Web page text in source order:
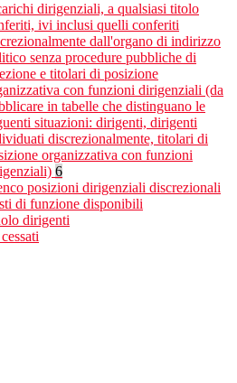
dirigenziali, a qualsiasi titolo
ivi inclusi quelli conferiti
dall'organo di indirizzo
senza procedure pubbliche di
e titolari di posizione
con funzioni dirigenziali (da
in tabelle che distinguano le
situazioni: dirigenti, dirigenti
discrezionalmente, titolari di
organizzativa con funzioni
6
posizioni dirigenziali discrezionali
di funzione disponibili
dirigenti